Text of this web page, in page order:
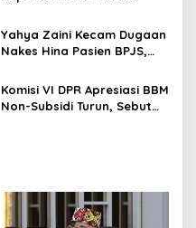
Distributor Pupuk
Bersubsidi
Yahya Zaini Kecam Dugaan
Nakes Hina Pasien BPJS,
Rumah Sakit
Komisi VI DPR Apresiasi BBM
Non-Subsidi Turun, Sebut